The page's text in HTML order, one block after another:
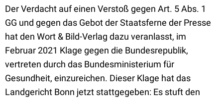
Der Verdacht auf einen Verstoß gegen Art. 5 Abs. 1
GG und gegen das Gebot der Staatsferne der Presse
hat den Wort & Bild-Verlag dazu veranlasst, im
Februar 2021 Klage gegen die Bundesrepublik,
vertreten durch das Bundesministerium für
Gesundheit, einzureichen. Dieser Klage hat das
Landgericht Bonn jetzt stattgegeben: Es stuft den